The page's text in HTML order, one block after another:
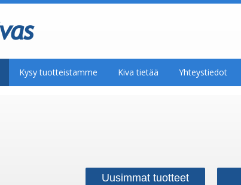
Kysy tuotteistamme Kiva tietää Yhteystiedot
Uusimmat tuotteet